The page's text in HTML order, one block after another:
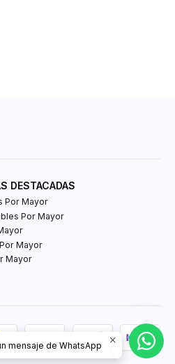
DESTACADAS
Por Mayor
Por Mayor
Mayor
Mayor
mensaje de WhatsApp